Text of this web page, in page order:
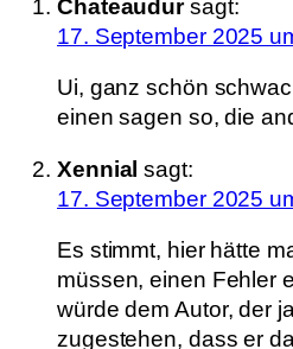
Chateaudur sagt:
17. September 2025
Ui, ganz schön
einen sagen so, die
Xennial sagt:
17. September 2025
Es stimmt, hier hätte
müssen, einen Fehler
würde dem Autor, der
zugestehen, dass er